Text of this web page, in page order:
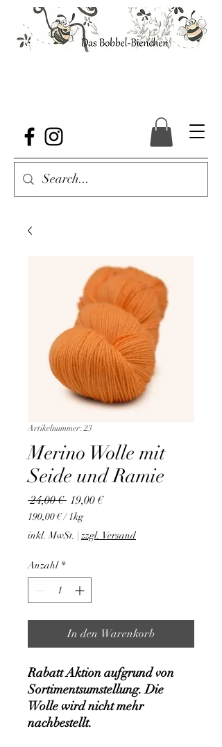
Artikelnummer: 23
Merino Wolle mit
Seide und Ramie
24,00 € Standardpreis
19,00 €Sale-
190,00 €/1kg
190,00 €
pro
Kilogramm
inkl. MwSt. | zzgl. Versand
Anzahl *
In den Warenkorb
Rabatt Aktion aufgrund von
Sortimentsumstellung. Die
Wolle wird nicht mehr
nachbestellt.